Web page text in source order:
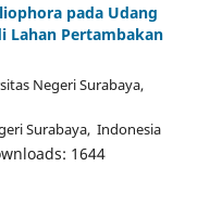
pada Udang
Lahan Pertambakan
Negeri Surabaya,
Surabaya, Indonesia
1644